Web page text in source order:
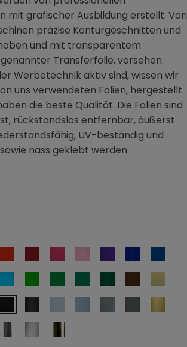
mit grafischer Ausbildung erstellt. Von
präzise Konturgeschnitten und
und mit transparentem
Transferfolie, versehen.
Werbetechnik aktiv sind, wissen wir
uns verwendeten Folien, hergestellt
die beste Qualität. Die Folien sind
rückstandslos entfernbar, äußerst
UV-beständig und
nass geklebt werden.